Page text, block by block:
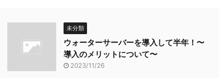
未分類
ウォーターサーバーを導入して半年！〜
導入のメリットについて〜
2023/11/26